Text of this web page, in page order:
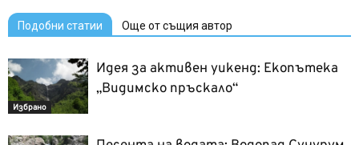
Подобни статии Още от същия автор
Избрано
Идея за активен уикенд: Екопътека
„Видимско пръскало“